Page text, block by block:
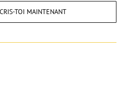
TOI MAINTENANT